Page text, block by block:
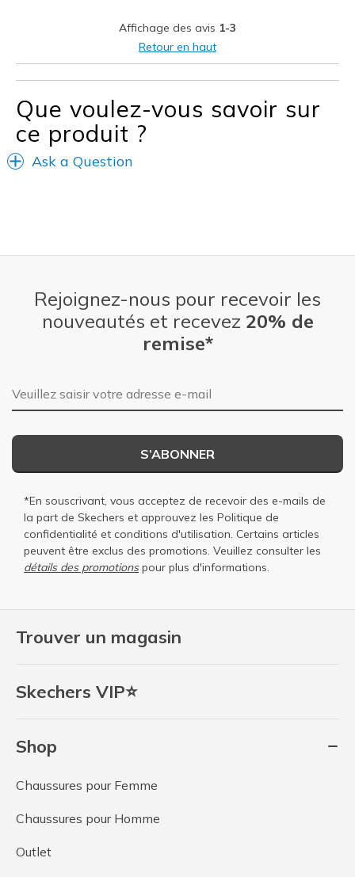
Affichage des avis 1-3
Retour en haut
Que voulez-vous savoir sur
ce produit ?
Ask a Question
Trouver un magasin
Skechers VIP⭐
Shop
Chaussures pour Femme
Chaussures pour Homme
Outlet
Rejoignez-nous pour recevoir les
nouveautés et recevez 20% de
remise*
Adresse e-mail
S’ABONNER
*En souscrivant, vous acceptez de recevoir des e-mails de
la part de Skechers et approuvez les Politique de
confidentialité et conditions d'utilisation. Certains articles
peuvent être exclus des promotions. Veuillez consulter les
détails des promotionspour plus d'informations.